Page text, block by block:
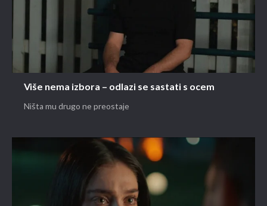
Više nema izbora – odlazi se sastati s ocem
Ništa mu drugo ne preostaje